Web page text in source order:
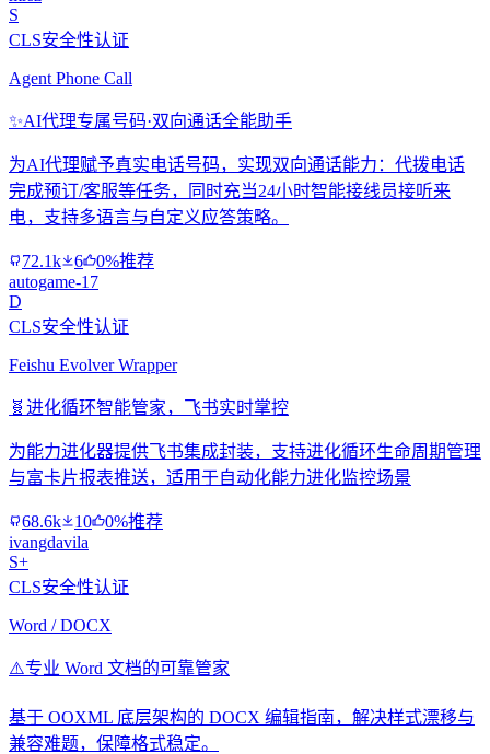
S
CLS安全性认证
Agent Phone Call
✨AI代理专属号码·双向通话全能助手
为AI代理赋予真实电话号码，实现双向通话能力：代拨电话
完成预订/客服等任务，同时充当24小时智能接线员接听来
电，支持多语言与自定义应答策略。
72.1k 6
0%推荐
autogame-17
D
CLS安全性认证
Feishu Evolver Wrapper
🧬 进化循环智能管家，飞书实时掌控
为能力进化器提供飞书集成封装，支持进化循环生命周期管理
与富卡片报表推送，适用于自动化能力进化监控场景
68.6k 10
0%推荐
ivangdavila
S+
CLS安全性认证
Word / DOCX
⚠️专业 Word 文档的可靠管家
基于 OOXML 底层架构的 DOCX 编辑指南，解决样式漂移与
兼容难题，保障格式稳定。